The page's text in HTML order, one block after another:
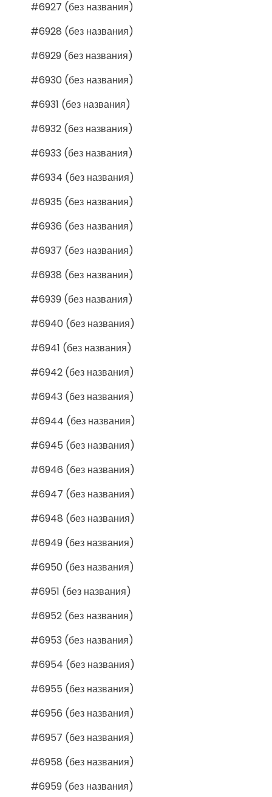
#6927 (без названия)
#6928 (без названия)
#6929 (без названия)
#6930 (без названия)
#6931 (без названия)
#6932 (без названия)
#6933 (без названия)
#6934 (без названия)
#6935 (без названия)
#6936 (без названия)
#6937 (без названия)
#6938 (без названия)
#6939 (без названия)
#6940 (без названия)
#6941 (без названия)
#6942 (без названия)
#6943 (без названия)
#6944 (без названия)
#6945 (без названия)
#6946 (без названия)
#6947 (без названия)
#6948 (без названия)
#6949 (без названия)
#6950 (без названия)
#6951 (без названия)
#6952 (без названия)
#6953 (без названия)
#6954 (без названия)
#6955 (без названия)
#6956 (без названия)
#6957 (без названия)
#6958 (без названия)
#6959 (без названия)